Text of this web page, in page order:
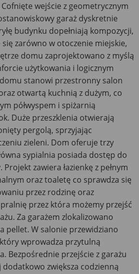
wejście z geometrycznym
garaż dyskretnie
budynku dopełniają kompozycji,
zarówno w otoczenie miejskie,
domu zaprojektowano z myślą
użytkowania i logicznym
stanowi przestronny salon
otwartą kuchnią z dużym, co
półwyspem i spiżarnią
Duże przeszklenia otwierają
pergolą, sprzyjając
zieleni. Dom oferuje trzy
sypialnia posiada dostęp do
zawiera łazienkę z pełnym
oraz toaletę co sprawdza się
przez rodzinę oraz
przez która możemy przejść
Za garażem zlokalizowano
pellet. W salonie przewidziano
wprowadza przytulną
Bezpośrednie przejście z garażu
dodatkowo zwiększa codzienną